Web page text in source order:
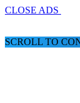
CLOSE ADS
SCROLL TO